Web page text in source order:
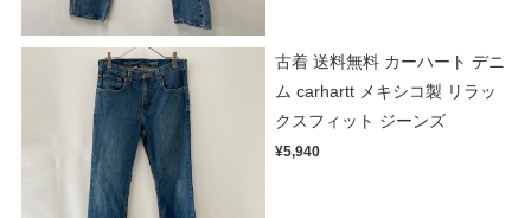
古着 送料無料 カーハート デニ
ム carhartt メキシコ製 リラッ
クスフィット ジーンズ
¥5,940